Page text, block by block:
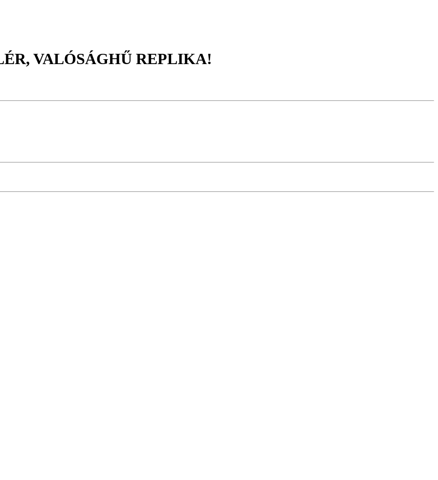
VALÓSÁGHŰ REPLIKA!